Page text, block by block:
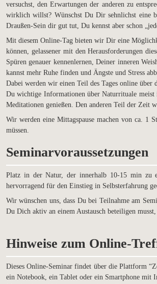
versuchst, den Erwartungen der anderen zu
wirklich willst? Wünschst Du Dir sehnlichst eine
Draußen-Sein dir gut tut, Du kennst aber schon
Mit diesem Online-Tag bieten wir Dir eine
können, gelassener mit den Herausforderungen
Spüren genauer kennenlernen, Deiner inneren
kannst mehr Ruhe finden und Ängste und Stress
Dabei werden wir einen Teil des Tages online
Du wichtige Informationen über Naturrituale meist
Meditationen genießen. Den anderen Teil der Zeit
Wir werden eine Mittagspause machen von ca. 1
müssen.
Seminarvoraussetzungen
Platz in der Natur, der innerhalb 10-15 min zu
hervorragend für den Einstieg in Selbsterfahrung
Wir wünschen uns, dass Du bei Teilnahme am
Du Dich aktiv an einem Austausch beteiligen
Hinweise zum Online-
Dieses Online-Seminar findet über die Plattform
ein Notebook, ein Tablet oder ein Smartphone mit